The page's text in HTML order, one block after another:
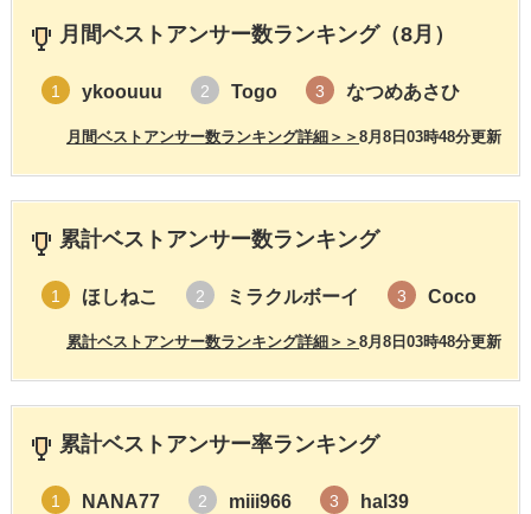
月間ベストアンサー数ランキング（8月）
1 ykoouuu 2 Togo 3 なつめあさひ
8月8日03時48分更新
月間ベストアンサー数ランキング詳細＞＞
累計ベストアンサー数ランキング
1 ほしねこ 2 ミラクルボーイ 3 Coco
8月8日03時48分更新
累計ベストアンサー数ランキング詳細＞＞
累計ベストアンサー率ランキング
1 NANA77 2 miii966 3 hal39